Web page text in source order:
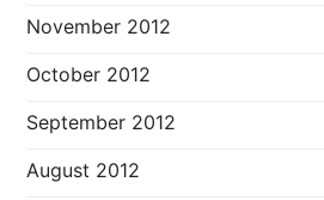
November 2012
October 2012
September 2012
August 2012